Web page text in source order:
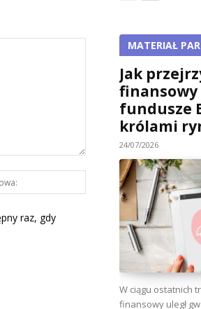
Internetowa:
raz, gdy
MATERIAŁ
Jak
finansowy
fundusze
królami
24/07/2026
W ciągu ostatnich
finansowy uległ